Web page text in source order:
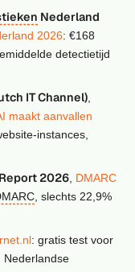
Nederland
2026: €168
detectietijd
IT Channel)
maakt aanvallen
instances,
2026 DMARC
, slechts 22,9%
: gratis test voor
Nederlandse